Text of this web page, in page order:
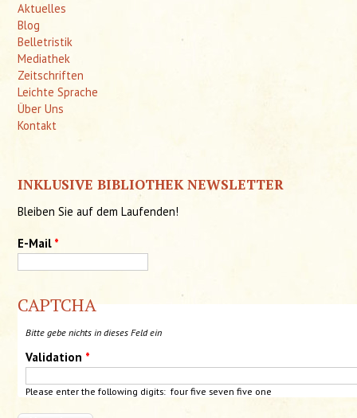
Aktuelles
Blog
Belletristik
Mediathek
Zeitschriften
Leichte Sprache
Über Uns
Kontakt
INKLUSIVE BIBLIOTHEK NEWSLETTER
Bleiben Sie auf dem Laufenden!
E-Mail *
CAPTCHA
Bitte gebe nichts in dieses Feld ein
Validation *
Please enter the following digits: four five seven five one